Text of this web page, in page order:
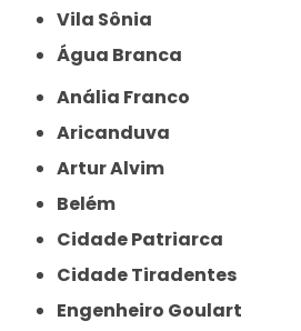
Vila Sônia
Água Branca
Anália Franco
Aricanduva
Artur Alvim
Belém
Cidade Patriarca
Cidade Tiradentes
Engenheiro Goulart